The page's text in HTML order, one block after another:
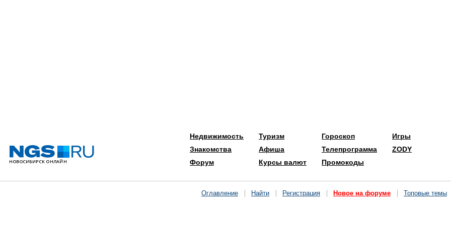
Недвижимость
Знакомства
Форум
Туризм
Афиша
Курсы валют
Гороскоп
Телепрограмма
Промокоды
Игры
ZODY
Оглавление Найти Регистрация Новое на форуме Топовые темы